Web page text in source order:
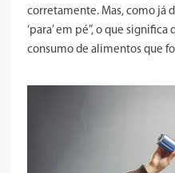
corretamente. Mas, como já
‘para’ em pé”, o que
consumo de alimentos que